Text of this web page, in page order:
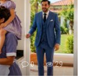
0 29